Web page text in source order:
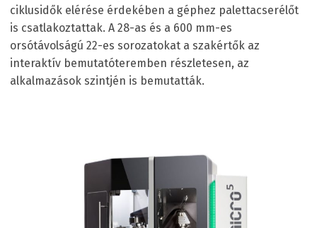
ciklusidők elérése érdekében a géphez palettacserélőt
is csatlakoztattak. A 28-as és a 600 mm-es
orsótávolságú 22-es sorozatokat a szakértők az
interaktív bemutatóteremben részletesen, az
alkalmazások szintjén is bemutatták.